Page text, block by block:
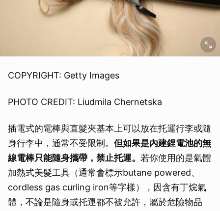
COPYRIGHT: Getty Images
PHOTO CREDIT: Liudmila Chernetska
插電式的電棒與直髮夾基本上可以放在托運行李或隨
身行李中，通常不受限制。 但如果是內建鋰電池的無
線電棒只能隨身攜帶，禁止托運。 若你使用的是氣體
加熱式美髮工具（通常會標示butane powered、
cordless gas curling iron等字樣），因含有丁烷氣
體，不論是隨身或托運都不被允許，屬於危險物品